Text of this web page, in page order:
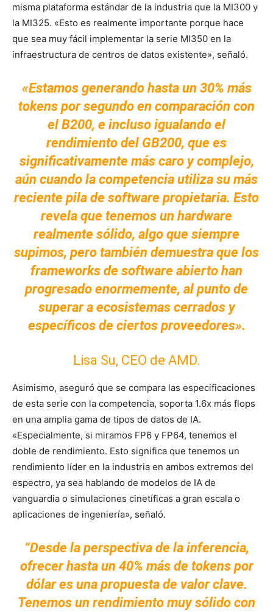
misma plataforma estándar de la industria que la MI300 y
la MI325. «Esto es realmente importante porque hace
que sea muy fácil implementar la serie MI350 en la
infraestructura de centros de datos existente», señaló.
«Estamos generando hasta un 30% más
tokens por segundo en comparación con
el B200, e incluso igualando el
rendimiento del GB200, que es
significativamente más caro y complejo,
aún cuando la competencia utiliza su más
reciente pila de software propietaria. Esto
revela que tenemos un hardware
realmente sólido, algo que siempre
supimos, pero también demuestra que los
frameworks de software abierto han
progresado enormemente, al punto de
superar a ecosistemas cerrados y
específicos de ciertos proveedores».
Lisa Su, CEO de AMD.
Asimismo, aseguró que se compara las especificaciones
de esta serie con la competencia, soporta 1.6x más flops
en una amplia gama de tipos de datos de IA.
«Especialmente, si miramos FP6 y FP64, tenemos el
doble de rendimiento. Esto significa que tenemos un
rendimiento líder en la industria en ambos extremos del
espectro, ya sea hablando de modelos de IA de
vanguardia o simulaciones cinetíficas a gran escala o
aplicaciones de ingeniería», señaló.
“Desde la perspectiva de la inferencia,
ofrecer hasta un 40% más de tokens por
dólar es una propuesta de valor clave.
Tenemos un rendimiento muy sólido con